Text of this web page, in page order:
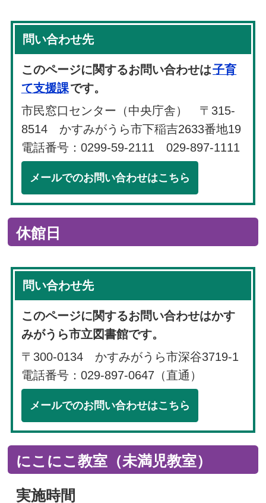
問い合わせ先
このページに関するお問い合わせは子育
て支援課です。
市民窓口センター（中央庁舎） 〒315-
8514 かすみがうら市下稲吉2633番地19
電話番号：0299-59-2111 029-897-1111
メールでのお問い合わせはこちら
休館日
問い合わせ先
このページに関するお問い合わせはかす
みがうら市立図書館です。
〒300-0134 かすみがうら市深谷3719-1
電話番号：029-897-0647（直通）
メールでのお問い合わせはこちら
にこにこ教室（未満児教室）
実施時間